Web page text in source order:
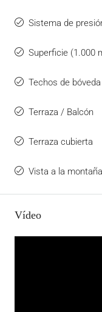
Sistema de
Superficie (1.000
Techos de bóveda
Terraza / Balcón
Terraza cubierta
Vista a la montaña
Vídeo